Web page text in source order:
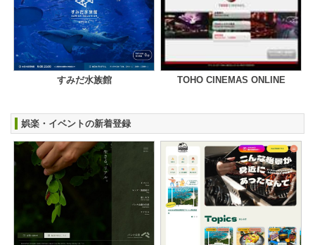
すみだ水族館 TOHO CINEMAS ONLINE
娯楽・イベントの新着登録